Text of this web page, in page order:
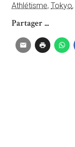
Athlétisme, Tokyo,
Partager ...